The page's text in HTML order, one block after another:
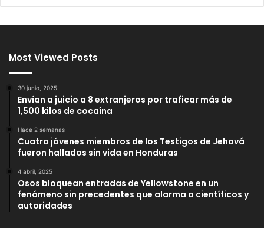
Most Viewed Posts
30 junio, 2025
Envían a juicio a 8 extranjeros por traficar más de
1,500 kilos de cocaína
Hace 2 semanas
Cuatro jóvenes miembros de los Testigos de Jehová
fueron hallados sin vida en Honduras
4 abril, 2025
Osos bloquean entradas de Yellowstone en un
fenómeno sin precedentes que alarma a científicos y
autoridades